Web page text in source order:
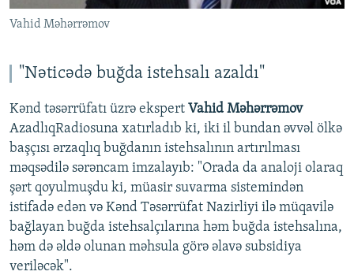
Vahid Məhərrəmov
"Nəticədə buğda istehsalı azaldı"
Kənd təsərrüfatı üzrə ekspert Vahid Məhərrəmov
AzadlıqRadiosuna xatırladıb ki, iki il bundan əvvəl ölkə
başçısı ərzaqlıq buğdanın istehsalının artırılması
məqsədilə sərəncam imzalayıb: "Orada da analoji olaraq
şərt qoyulmuşdu ki, müasir suvarma sistemindən
istifadə edən və Kənd Təsərrüfat Nazirliyi ilə müqavilə
bağlayan buğda istehsalçılarına həm buğda istehsalına,
həm də əldə olunan məhsula görə əlavə subsidiya
veriləcək".